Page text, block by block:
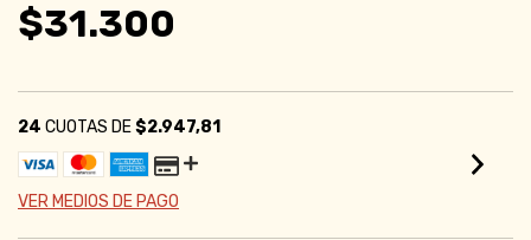
$31.300
24 CUOTAS DE$2.947,81
VER MEDIOS DE PAGO